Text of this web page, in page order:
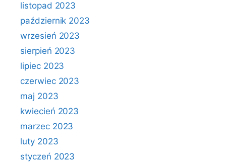
listopad 2023
październik 2023
wrzesień 2023
sierpień 2023
lipiec 2023
czerwiec 2023
maj 2023
kwiecień 2023
marzec 2023
luty 2023
styczeń 2023